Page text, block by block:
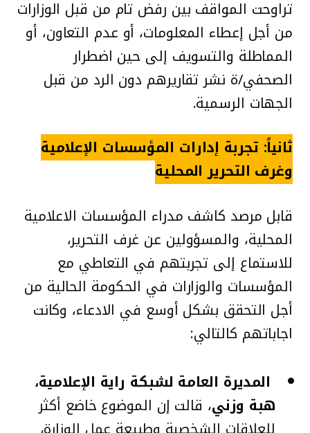
تراوحت المواقف بين رفض تام من قبل الوزارات
من أجل إعطاء المعلومات، أو عدم التعاون، أو
المماطلة والتسويف إلى حين اضطرار
الصحفي/ة نشر تقاريرهم دون الرد من قبل
الجهات الرسمية.
ثانياً: تجربة إدارات المؤسسات الإعلامية
وغرف التحرير المحلية
قابل مرصد كاشف مدراء المؤسسات الاعلامية
المحلية، والمسؤولين عن غرف التحرير،
للاستماع إلى تجربتهم في التعاطي مع
المؤسسات والوزارات في الحكومة الحالية من
أجل التحقق بشكل أوسع في الادعاء، وكانت
اجاباتهم كالتالي:
المديرة العامة لشبكة راية الإعلامية،
هبة وزني، قالت إن الموضوع خاضع أكثر